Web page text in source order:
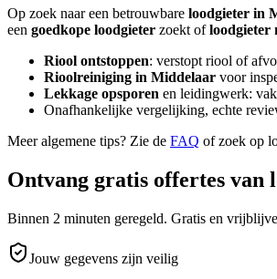
Op zoek naar een betrouwbare loodgieter in
een goedkope loodgieter zoekt ofloodgieter
Riool ontstoppen: verstopt riool of
Rioolreiniging in Middelaar voor
Lekkage opsporen en leidingwerk:
Onafhankelijke vergelijking, echte
Meer algemene tips? Zie de FAQ of zoek op
Ontvang gratis offertes van
Binnen 2 minuten geregeld. Gratis en
Jouw gegevens zijn veilig